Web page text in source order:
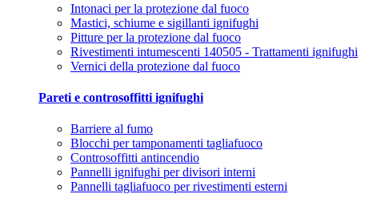
Intonaci per la protezione dal fuoco
Mastici, schiume e sigillanti ignifughi
Pitture per la protezione dal fuoco
Rivestimenti intumescenti 140505 - Trattamenti ignifughi
Vernici della protezione dal fuoco
Pareti e controsoffitti ignifughi
Barriere al fumo
Blocchi per tamponamenti tagliafuoco
Controsoffitti antincendio
Pannelli ignifughi per divisori interni
Pannelli tagliafuoco per rivestimenti esterni